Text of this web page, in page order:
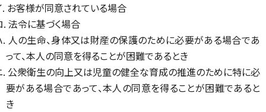
. お客様が同意されている場合
. 法令に基づく場合
. 人の生命、身体又は財産の保護のために必要がある場合であ
って、本人の同意を得ることが困難であるとき
. 公衆衛生の向上又は児童の健全な育成の推進のために特に必
要がある場合であって、本人の同意を得ることが困難であると
き